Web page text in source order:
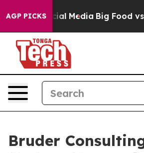
AGP PICKS
on Social Media Big Food vs.
Bruder